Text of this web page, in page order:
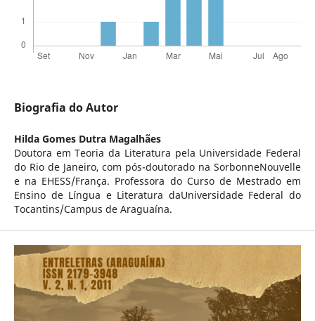
Biografia do Autor
Hilda Gomes Dutra Magalhães
Doutora em Teoria da Literatura pela Universidade Federal
do Rio de Janeiro, com pós-doutorado na SorbonneNouvelle
e na EHESS/França. Professora do Curso de Mestrado em
Ensino de Língua e Literatura daUniversidade Federal do
Tocantins/Campus de Araguaína.